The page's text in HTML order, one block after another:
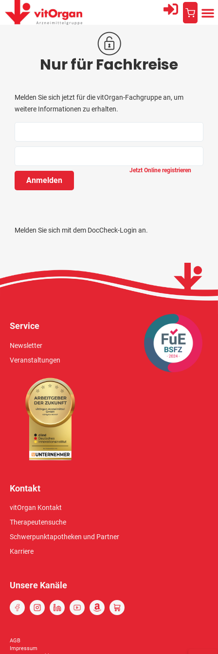
Nur für Fachkreise
Melden Sie sich jetzt für die vitOrgan-Fachgruppe an, um
weitere Informationen zu erhalten.
Anmelden
Jetzt Online registrieren
Melden Sie sich mit dem DocCheck-Login an.
Service
Newsletter
Veranstaltungen
Kontakt
vitOrgan Kontakt
Therapeutensuche
Schwerpunktapotheken und Partner
Karriere
Unsere Kanäle
AGB
Impressum